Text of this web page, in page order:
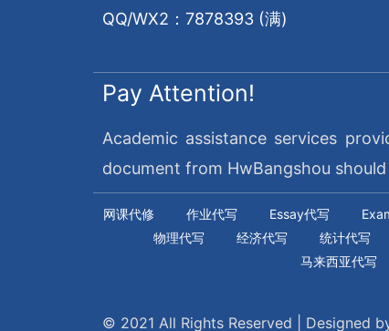
QQ/WX2：7878393 (满)
Pay Attention!
Academic assistance services
document from HwBangshou
网课代修 作业代写 Essay代写
物理代写
经济代写 统计代写
马来西亚代写
© 2021 All Rights Reserved | Designed